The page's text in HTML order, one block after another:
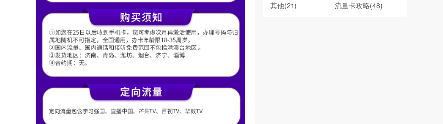
其他(21) 流量卡攻略(48)